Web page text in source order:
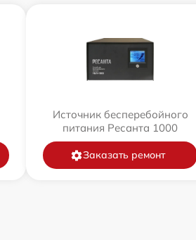
Источник бесперебойного
питания Ресанта 1000
Заказать ремонт